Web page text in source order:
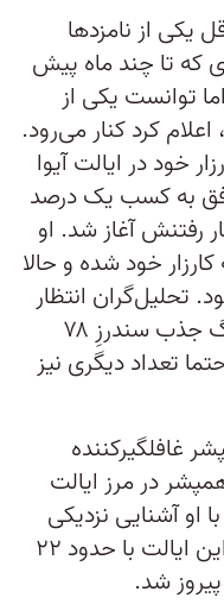
یکی از نامزدها
که تا چند ماه پیش
توانست یکی از
اعلام کرد کنار می‌رود.
خود در ایالت آیوا
به کسب یک درصد
رفتنش آغاز شد. او
خود شده و حالا
تحلیل‌گران انتظار
دارند خیلی از هواداران سابق یانگ جذب سندرزِ ۷۸
تعداد دیگری نیز
غافلگیرکننده
در مرز ایالت
او آشنایی نزدیکی
دارند. چهار سال پیش سندرز در این ایالت با حدود ۲۲
شد.